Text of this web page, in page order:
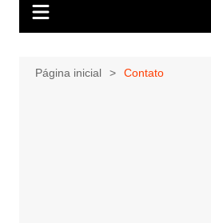
Página inicial Contato